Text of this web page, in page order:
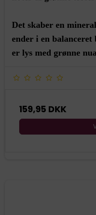
Det skaber en
ender i en
er lys med grønne
159,95 DKK